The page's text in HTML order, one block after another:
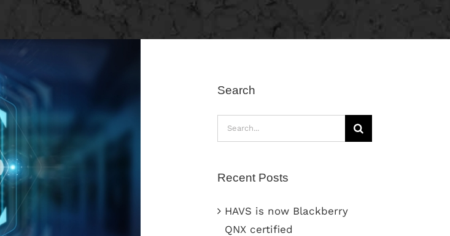
Search
Search
for:
Recent Posts
HAVS is now Blackberry
QNX certified